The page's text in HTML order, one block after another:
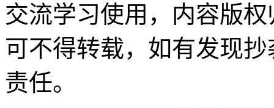
交流学习使用，内容版
可不得转载，如有发现
责任。